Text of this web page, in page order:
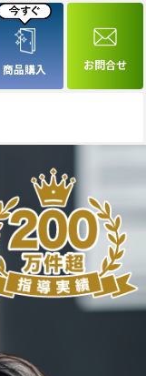
商品購入 お問合せ